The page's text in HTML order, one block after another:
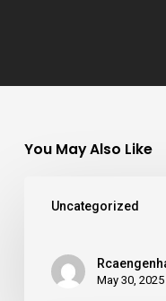
You May Also Like
Uncategorized
May 30, 2025